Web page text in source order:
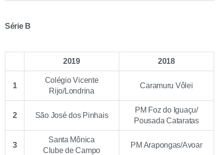
Série B
2019 2018
1
Colégio Vicente
Rijo/Londrina
Caramuru Vôlei
2 São José dos Pinhais
PM Foz do Iguaçu/
Pousada Cataratas
3
Santa Mônica
Clube de Campo
PM Arapongas/Avoar